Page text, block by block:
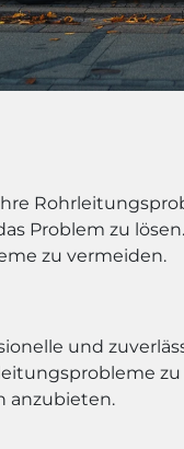
Problem zu
zu vermeiden.
und
anzubieten.